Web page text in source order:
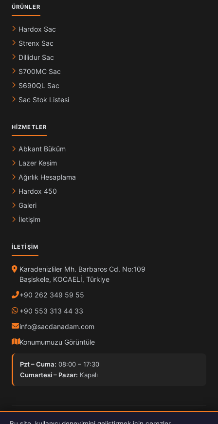
ÜRÜNLER
Hardox Sac
Strenx Sac
Dillidur Sac
S700MC Sac
S690QL Sac
Sac Stok Listesi
HIZMETLER
Abkant Büküm
Lazer Kesim
Ağırlık Hesaplama
Hardox 450
Galeri
İletişim
İLETIŞIM
Karadenizliler Mh. Barbaros Cd. No:109
Başiskele, KOCAELİ, Türkiye
+90 262 349 59 55
+90 553 313 44 33
info@sacdanadam.com
Konumumuzu Görüntüle
Pzt – Cuma: 08:00 – 17:30
Cumartesi – Pazar: Kapalı